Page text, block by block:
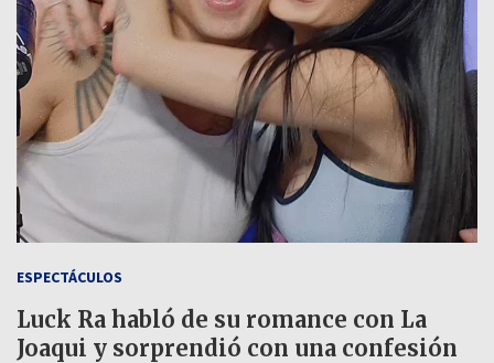
ESPECTÁCULOS
Luck Ra habló de su romance con La
Joaqui y sorprendió con una confesión